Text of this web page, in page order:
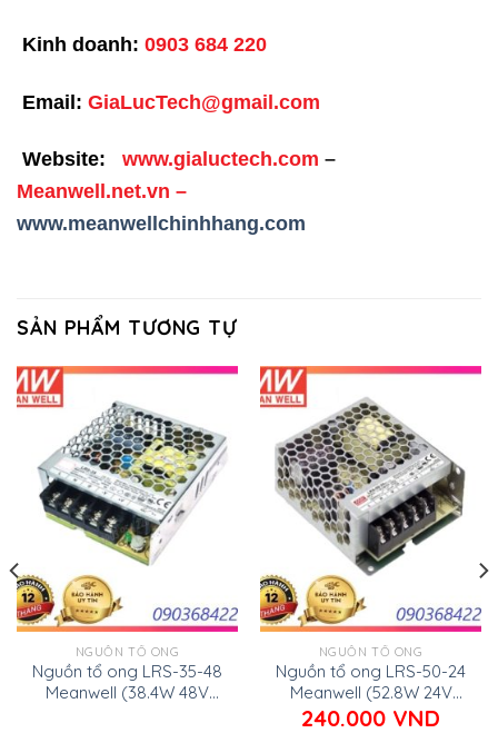
Kinh doanh: 0903 684 220
Email: GiaLucTech@gmail.com
Website: www.gialuctech.com –
Meanwell.net.vn –
www.meanwellchinhhang.com
SẢN PHẨM TƯƠNG TỰ
NGUỒN TỔ ONG
Nguồn tổ ong LRS-35-48
Meanwell (38.4W 48V
NGUỒN TỔ ONG
Nguồn tổ ong LRS-50-24
Meanwell (52.8W 24V
2.2A)
240.000 VND